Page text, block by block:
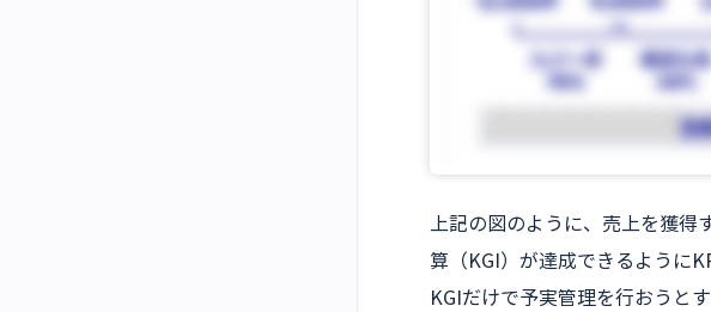
上記の図のように、売上を獲得
算（KGI）が達成できるように
KGIだけで予実管理を行おうと